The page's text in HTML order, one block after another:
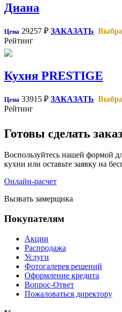
Диана
Цена 29257 ₽ ЗАКАЗАТЬ
Рейтинг
Кухня PRESTIGE
Цена 33915 ₽ ЗАКАЗАТЬ
Рейтинг
Готовы сделать
Воспользуйтесь нашей формой
кухни или оставьте заявку на
Онлайн-расчет
Вызвать замерщика
Покупателям
Акции
Распродажа
Услуги
Фотогалерея решений
Оформление кредита
Вопрос-Ответ
Пожаловаться директору